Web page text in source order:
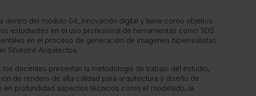
dentro del módulo 04_Innovación digital y tiene como objetivo
estudiantes en el uso profesional de herramientas como 3DS
en el proceso de generación de imágenes hiperrealistas
Silvestre Arquitectos.
los docentes presentan la metodología de trabajo del estudio,
de renders de alta calidad para arquitectura y diseño de
en profundidad aspectos técnicos como el modelado, la